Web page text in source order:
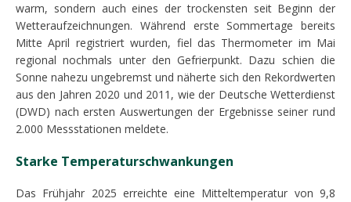
warm, sondern auch eines der trockensten seit Beginn der
Wetteraufzeichnungen. Während erste Sommertage bereits
Mitte April registriert wurden, fiel das Thermometer im Mai
regional nochmals unter den Gefrierpunkt. Dazu schien die
Sonne nahezu ungebremst und näherte sich den Rekordwerten
aus den Jahren 2020 und 2011, wie der Deutsche Wetterdienst
(DWD) nach ersten Auswertungen der Ergebnisse seiner rund
2.000 Messstationen meldete.
Starke Temperaturschwankungen
Das Frühjahr 2025 erreichte eine Mitteltemperatur von 9,8